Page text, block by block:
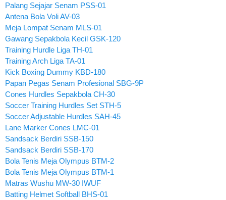
Palang Sejajar Senam PSS-01
Antena Bola Voli AV-03
Meja Lompat Senam MLS-01
Gawang Sepakbola Kecil GSK-120
Training Hurdle Liga TH-01
Training Arch Liga TA-01
Kick Boxing Dummy KBD-180
Papan Pegas Senam Profesional SBG-9P
Cones Hurdles Sepakbola CH-30
Soccer Training Hurdles Set STH-5
Soccer Adjustable Hurdles SAH-45
Lane Marker Cones LMC-01
Sandsack Berdiri SSB-150
Sandsack Berdiri SSB-170
Bola Tenis Meja Olympus BTM-2
Bola Tenis Meja Olympus BTM-1
Matras Wushu MW-30 IWUF
Batting Helmet Softball BHS-01